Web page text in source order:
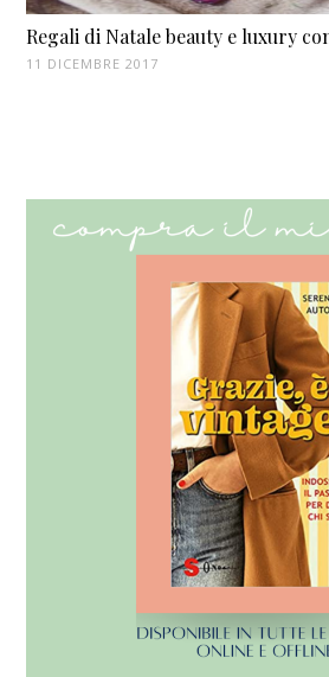
Regali di Natale beauty e luxury
11 DICEMBRE 2017